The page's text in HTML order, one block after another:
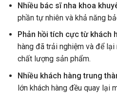
Nhiều bác sĩ nha khoa
phần tự nhiên và khả năng
Phản hồi tích cực từ khách
hàng đã trải nghiệm và để
chất lượng sản phẩm.
Nhiều khách hàng trung
lớn khách hàng đều quay lại